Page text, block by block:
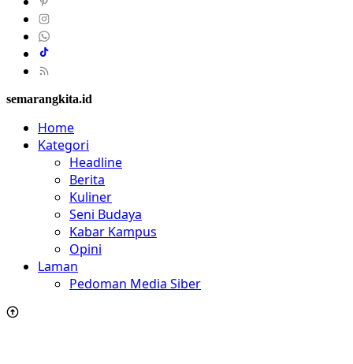
semarangkita.id
Home
Kategori
Headline
Berita
Kuliner
Seni Budaya
Kabar Kampus
Opini
Laman
Pedoman Media Siber